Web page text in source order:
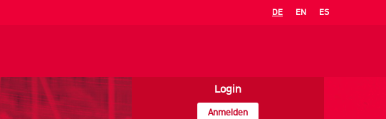
DE EN ES
Login
Anmelden